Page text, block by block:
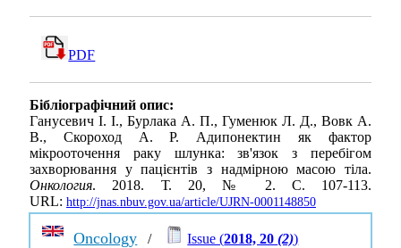
PDF
Бібліографічний опис:
Ганусевич І. І., Бурлака А. П., Гуменюк Л. Д., Вовк А.
В., Скороход А. Р. Адипонектин як фактор
мікрооточення раку шлунка: зв'язок з перебігом
захворювання у пацієнтів з надмірною масою тіла.
Онкология. 2018. Т. 20, № 2. С. 107-113.
URL: http://jnas.nbuv.gov.ua/article/UJRN-0001148850
Oncology / Issue (2018, 20(2))